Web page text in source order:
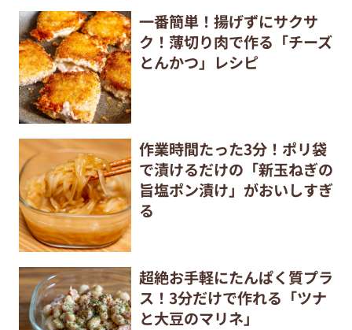
一番簡単！揚げずにサクサ
ク！薄切り肉で作る「チーズ
とんかつ」レシピ
作業時間たった3分！ポリ袋
で漬けるだけの「新玉ねぎの
旨塩ポン漬け」がおいしすぎ
る
超絶お手軽にたんぱく質プラ
ス！3分だけで作れる「ツナ
と大豆のマリネ」